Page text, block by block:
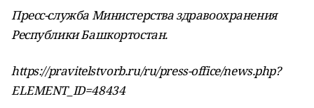
Пресс-служба Министерства здравоохранения
Республики Башкортостан.
https://pravitelstvorb.ru/ru/press-office/news.php?
ELEMENT_ID=48434